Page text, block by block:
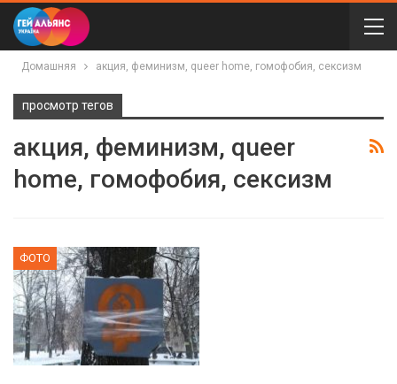
Домашняя акция, феминизм, queer home, гомофобия, сексизм
просмотр тегов
акция, феминизм, queer
home, гомофобия, сексизм
ФОТО